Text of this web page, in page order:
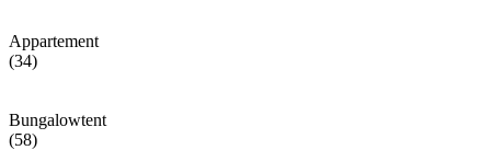
Appartement
(34)
Bungalowtent
(58)